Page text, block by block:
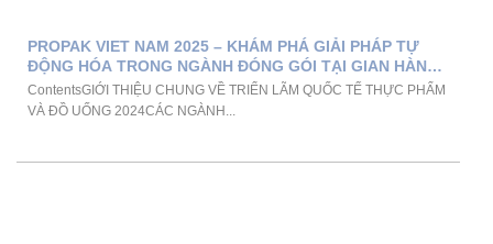
PROPAK VIET NAM 2025 – KHÁM PHÁ GIẢI PHÁP TỰ
ĐỘNG HÓA TRONG NGÀNH ĐÓNG GÓI TẠI GIAN HÀNG
VMS
ContentsGIỚI THIỆU CHUNG VỀ TRIỂN LÃM QUỐC TẾ THỰC PHẨM
VÀ ĐỒ UỐNG 2024CÁC NGÀNH...